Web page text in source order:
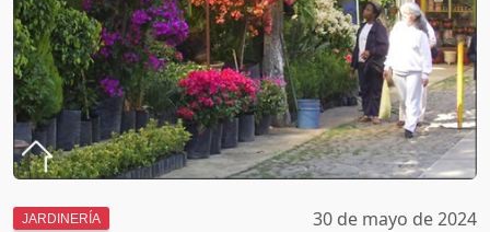
JARDINERÍA 30 de mayo de 2024